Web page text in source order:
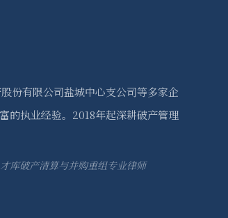
份有限公司盐城中心支公司等多家企
的执业经验。2018年起深耕破产管理
库破产清算与并购重组专业律师